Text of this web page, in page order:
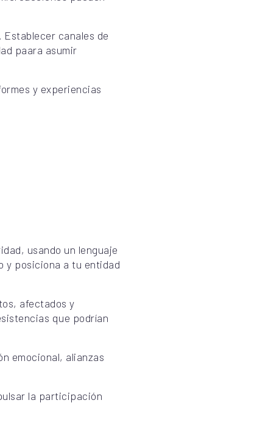
canales de
paara asumir
y experiencias
usando un lenguaje
y posiciona a tu entidad
afectados y
que podrían
emocional, alianzas
la participación